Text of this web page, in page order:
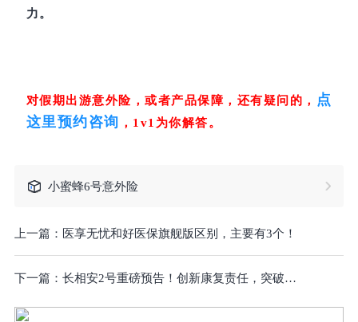
力。
对假期出游意外险，或者产品保障，还有疑问的，
点
这里预约咨询 ，1v1为你解答。
小蜜蜂6号意外险
上一篇： 医享无忧和好医保旗舰版区别，主要有3个！
下一篇： 长相安2号重磅预告！创新康复责任，突破医院范围，价格还划算！